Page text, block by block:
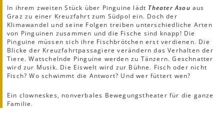
In ihrem zweiten Stück über Pinguine lädt Theater Asou aus
Graz zu einer Kreuzfahrt zum Südpol ein. Doch der
Klimawandel und seine Folgen treiben unterschiedliche Arten
von Pinguinen zusammen und die Fische sind knapp! Die
Pinguine müssen sich ihre Fischbrötchen erst verdienen. Die
Blicke der Kreuzfahrtpassagiere verändern das Verhalten der
Tiere. Watschelnde Pinguine werden zu Tänzern. Geschnatter
wird zur Musik. Die Eiswelt wird zur Bühne. Fisch oder nicht
Fisch? Wo schwimmt die Antwort? Und wer füttert wen?
Ein clowneskes, nonverbales Bewegungstheater für die ganze
Familie.